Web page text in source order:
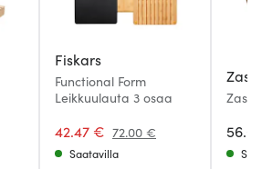
Fiskars
Functional Form
Leikkuulauta 3 osaa
42.47 € 72.00 €
Saatavilla